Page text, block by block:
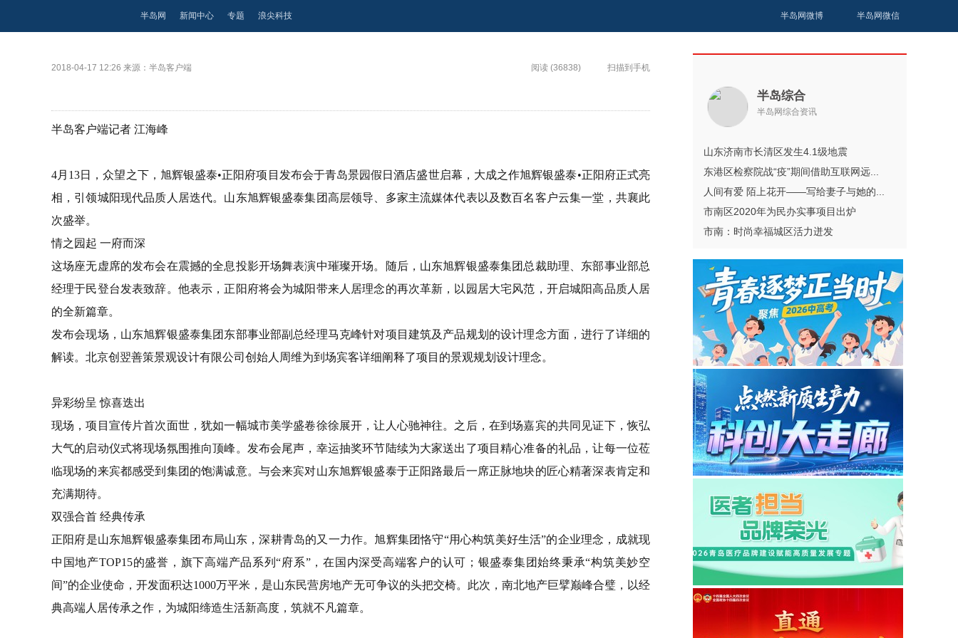
半岛网 新闻中心 专题 浪尖科技 半岛网微博 半岛网微信
2018-04-17 12:26 来源：半岛客户端 阅读 (36838) 扫描到手机
半岛客户端记者 江海峰
4月13日，众望之下，旭辉银盛泰•正阳府项目发布会于青岛景园假日酒店盛世启幕，大成之作旭辉银盛泰•正阳府正式亮
相，引领城阳现代品质人居迭代。山东旭辉银盛泰集团高层领导、多家主流媒体代表以及数百名客户云集一堂，共襄此
次盛举。
情之园起 一府而深
这场座无虚席的发布会在震撼的全息投影开场舞表演中璀璨开场。随后，山东旭辉银盛泰集团总裁助理、东部事业部总
经理于民登台发表致辞。他表示，正阳府将会为城阳带来人居理念的再次革新，以园居大宅风范，开启城阳高品质人居
的全新篇章。
发布会现场，山东旭辉银盛泰集团东部事业部副总经理马克峰针对项目建筑及产品规划的设计理念方面，进行了详细的
解读。北京创翌善策景观设计有限公司创始人周维为到场宾客详细阐释了项目的景观规划设计理念。
异彩纷呈 惊喜迭出
现场，项目宣传片首次面世，犹如一幅城市美学盛卷徐徐展开，让人心驰神往。之后，在到场嘉宾的共同见证下，恢弘
大气的启动仪式将现场氛围推向顶峰。发布会尾声，幸运抽奖环节陆续为大家送出了项目精心准备的礼品，让每一位莅
临现场的来宾都感受到集团的饱满诚意。与会来宾对山东旭辉银盛泰于正阳路最后一席正脉地块的匠心精著深表肯定和
充满期待。
双强合首 经典传承
正阳府是山东旭辉银盛泰集团布局山东，深耕青岛的又一力作。旭辉集团恪守“用心构筑美好生活”的企业理念，成就现
中国地产TOP15的盛誉，旗下高端产品系列“府系”，在国内深受高端客户的认可；银盛泰集团始终秉承“构筑美妙空
间”的企业使命，开发面积达1000万平米，是山东民营房地产无可争议的头把交椅。此次，南北地产巨擘巅峰合璧，以经
典高端人居传承之作，为城阳缔造生活新高度，筑就不凡篇章。
半岛综合
半岛网综合资讯
山东济南市长清区发生4.1级地震
东港区检察院战“疫”期间借助互联网远...
人间有爱 陌上花开——写给妻子与她的...
市南区2020年为民办实事项目出炉
市南：时尚幸福城区活力迸发